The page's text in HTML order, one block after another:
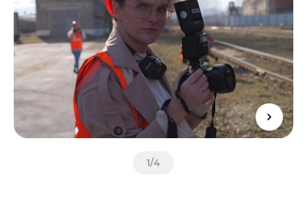
1/4
Центры дистрибуции
Реализация ТМЦ и непрофильных активов
Политика в области закупок
В помощь поставщику
Не только цемент
Люди ЦЕМРОСа
Технологии и тренды
Издание для клиентов
Аналитика цементной отрасли
Медиабанк